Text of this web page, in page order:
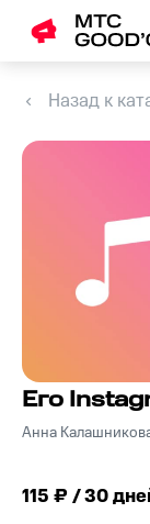
Назад к
Его
Анна
115 ₽ / 30